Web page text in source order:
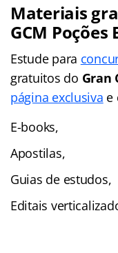
Materiais
GCM Poções
Estude para
gratuitos do Gran
página exclusiva e
E-books,
Apostilas,
Guias de estudos,
Editais